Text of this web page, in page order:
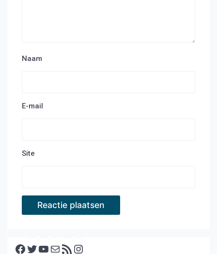
Naam
E-mail
Site
Facebook Twitter YouTube E-mail RSS feed